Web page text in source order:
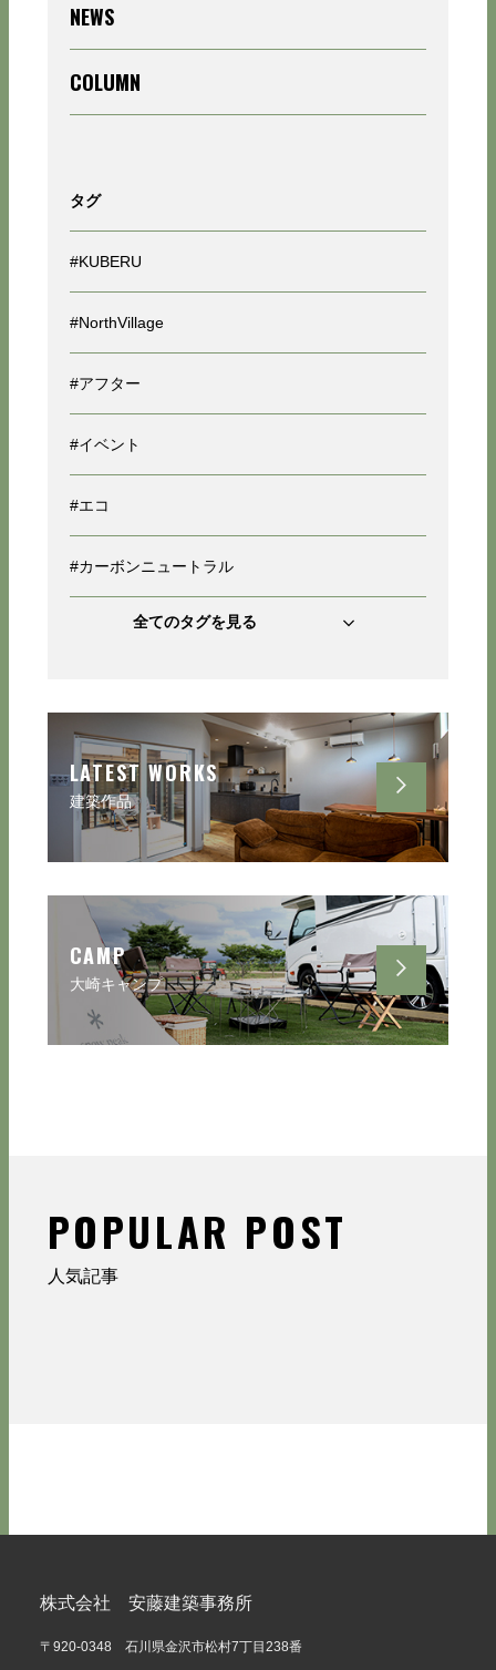
NEWS
COLUMN
タグ
#KUBERU
#NorthVillage
#アフター
#イベント
#エコ
#カーボンニュートラル
全てのタグを見る
LATEST WORKS
建築作品
CAMP
大崎キャンプ
POPULAR POST
人気記事
株式会社 安藤建築事務所
〒920-0348 石川県金沢市松村7丁目238番